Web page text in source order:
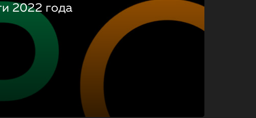
2022 года